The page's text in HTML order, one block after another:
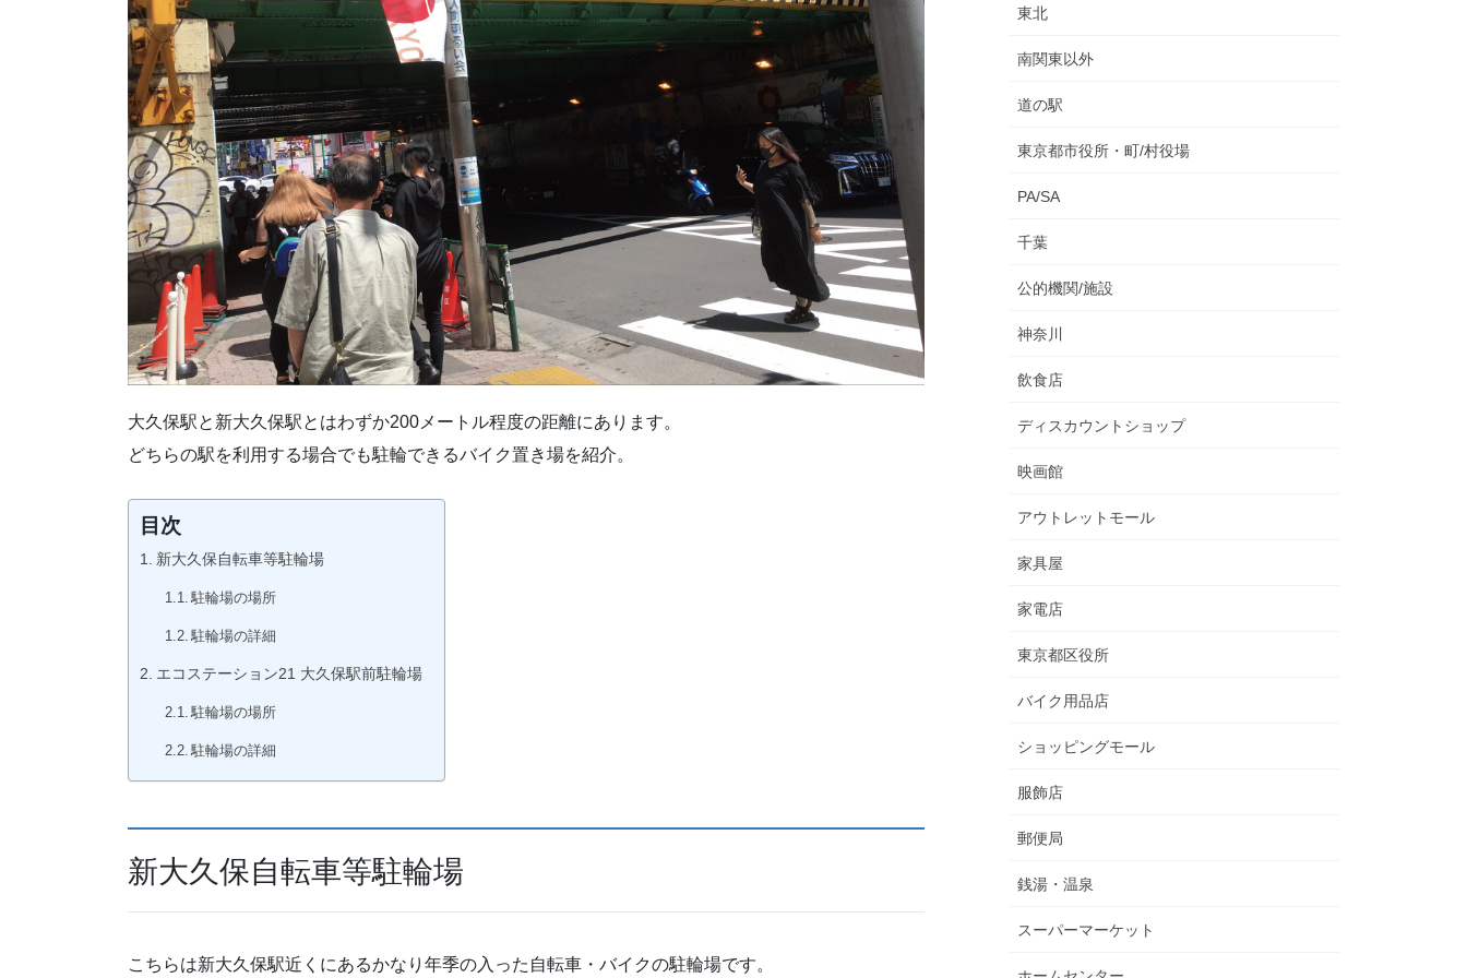
大久保駅と新大久保駅とはわずか200メートル程度の距離にあります。
どちらの駅を利用する場合でも駐輪できるバイク置き場を紹介。
目次
新大久保自転車等駐輪場
駐輪場の場所
駐輪場の詳細
エコステーション21 大久保駅前駐輪場
駐輪場の場所
駐輪場の詳細
新大久保自転車等駐輪場
こちらは新大久保駅近くにあるかなり年季の入った自転車・バイクの駐輪場です。
東北
南関東以外
道の駅
東京都市役所・町/村役場
PA/SA
千葉
公的機関/施設
神奈川
飲食店
ディスカウントショップ
映画館
アウトレットモール
家具屋
家電店
東京都区役所
バイク用品店
ショッピングモール
服飾店
郵便局
銭湯・温泉
スーパーマーケット